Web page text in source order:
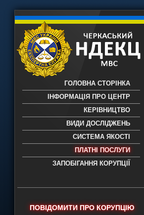
науково-дослідний експертно-
- проведення всих видів судових
експертиз
ГОЛОВНА СТОРІНКА
ІНФОРМАЦІЯ ПРО ЦЕНТР
КЕРІВНИЦТВО
ВИДИ ДОСЛІДЖЕНЬ
СИСТЕМА ЯКОСТІ
ПЛАТНІ ПОСЛУГИ
ЗАПОБІГАННЯ КОРУПЦІЇ
ПОВІДОМИТИ ПРО КОРУПЦІЮ